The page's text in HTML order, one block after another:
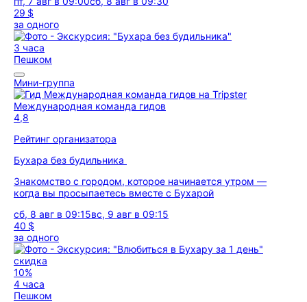
29 $
за одного
3 часа
Пешком
Мини-группа
Международная команда гидов
4,8
Рейтинг организатора
Бухара без будильника
Знакомство с городом, которое начинается утром —
когда вы просыпаетесь вместе с Бухарой
сб, 8 авг в 09:15вс, 9 авг в 09:15
40 $
за одного
скидка
10%
4 часа
Пешком